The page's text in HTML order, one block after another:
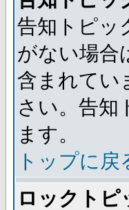
告知トピッ
がない場合
含まれてい
さい。告知
ます。
トップに戻
ロックトピ